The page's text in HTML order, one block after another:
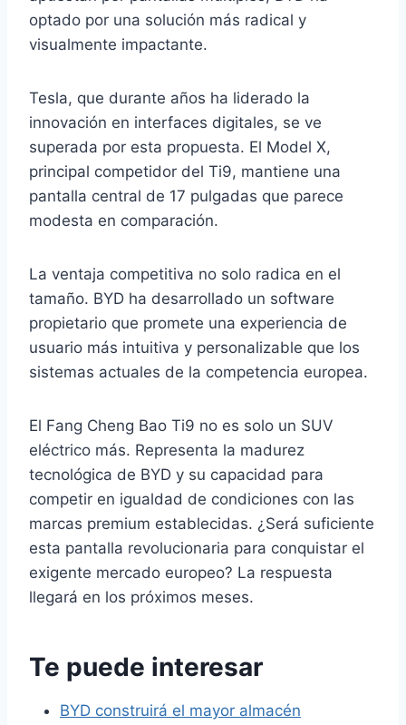
optado por una solución más radical y
visualmente impactante.
Tesla, que durante años ha liderado la
innovación en interfaces digitales, se ve
superada por esta propuesta. El Model X,
principal competidor del Ti9, mantiene una
pantalla central de 17 pulgadas que parece
modesta en comparación.
La ventaja competitiva no solo radica en el
tamaño. BYD ha desarrollado un software
propietario que promete una experiencia de
usuario más intuitiva y personalizable que los
sistemas actuales de la competencia europea.
El Fang Cheng Bao Ti9 no es solo un SUV
eléctrico más. Representa la madurez
tecnológica de BYD y su capacidad para
competir en igualdad de condiciones con las
marcas premium establecidas. ¿Será suficiente
esta pantalla revolucionaria para conquistar el
exigente mercado europeo? La respuesta
llegará en los próximos meses.
Te puede interesar
BYD construirá el mayor almacén